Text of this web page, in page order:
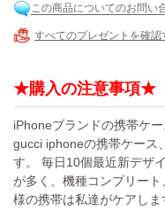
この商品についてのお問い
すべてのプレゼントを確認
★購入の注意事項★
iPhoneブランドの携帯ケ
gucci iphoneの携帯ケース
す。 毎日10個最近新デザ
が多く、機種コンプリー
様の携帯は私達がケアしま